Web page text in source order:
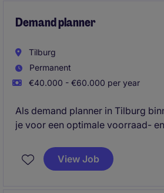
Demand planner
Tilburg
Permanent
€40.000 - €60.000 per year
Als demand planner in Tilburg
je voor een optimale voorraad-
het inkoop- en supply chain teams.
View Job